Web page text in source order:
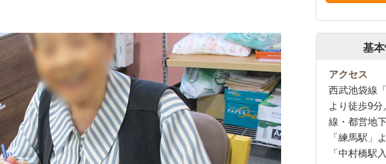
基
アクセス
西武池袋線
より徒歩9分
線・都営地
「練馬駅」
「中村橋駅